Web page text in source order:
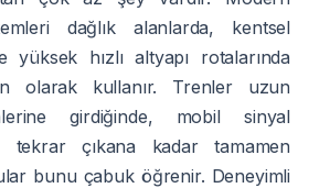
dağlık alanlarda, kentsel
yüksek hızlı altyapı rotalarında
olarak kullanır. Trenler uzun
girdiğinde, mobil sinyal
tekrar çıkana kadar tamamen
bunu çabuk öğrenir. Deneyimli